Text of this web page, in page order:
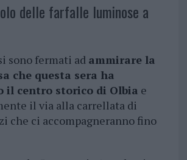
delle farfalle luminose a
sono fermati ad ammirare la
che questa sera ha
il centro storico di Olbia e
il via alla carrellata di
che ci accompagneranno fino